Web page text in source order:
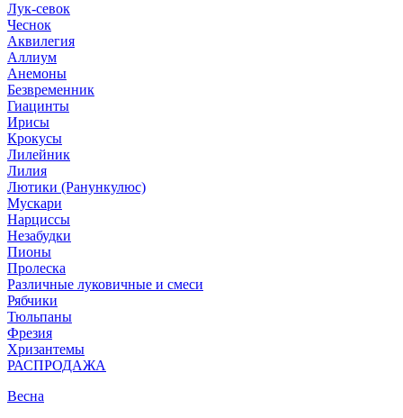
Лук-севок
Чеснок
Аквилегия
Аллиум
Анемоны
Безвременник
Гиацинты
Ирисы
Крокусы
Лилейник
Лилия
Лютики (Ранункулюс)
Мускари
Нарцисcы
Незабудки
Пионы
Пролеска
Различные луковичные и смеси
Рябчики
Тюльпаны
Фрезия
Хризантемы
РАСПРОДАЖА
Весна